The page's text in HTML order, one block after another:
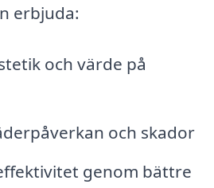
erbjuda:
och värde på
och skador
genom bättre